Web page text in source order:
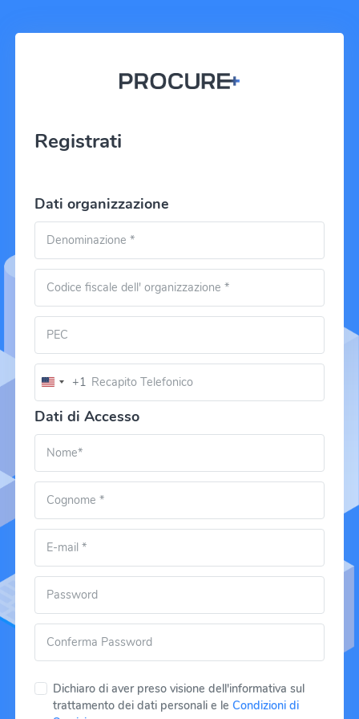
Registrati
Dati organizzazione
U
n
i
t
e
d
S
t
a
e
s
+
+1
Dati di Accesso
Dichiaro di aver preso visione dell'informativa sul
trattamento dei dati personali e le Condizioni di